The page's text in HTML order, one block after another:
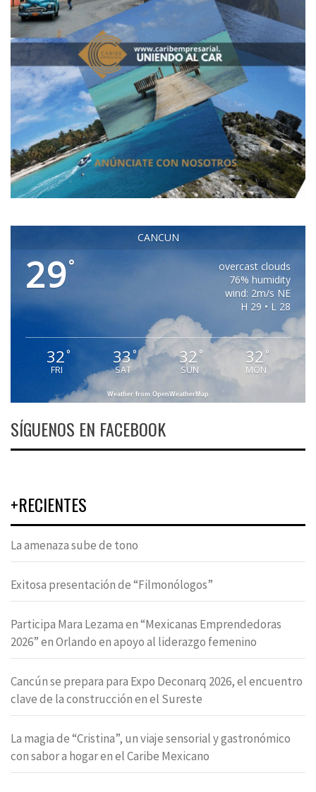
CANCUN
29°
overcast clouds
76% humidity
wind: 2m/s NE
H 29 • L 28
32°
FRI
33°
SAT
32 °
SUN
32 °
MON
Weather from OpenWeatherMap
SÍGUENOS EN FACEBOOK
+RECIENTES
La amenaza sube de tono
Exitosa presentación de “Filmonólogos”
Participa Mara Lezama en “Mexicanas Emprendedoras
2026” en Orlando en apoyo al liderazgo femenino
Cancún se prepara para Expo Deconarq 2026, el encuentro
clave de la construcción en el Sureste
La magia de “Cristina”, un viaje sensorial y gastronómico
con sabor a hogar en el Caribe Mexicano